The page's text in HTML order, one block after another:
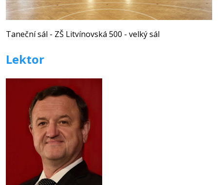
Taneční sál - ZŠ Litvínovská 500 - velký sál
Lektor